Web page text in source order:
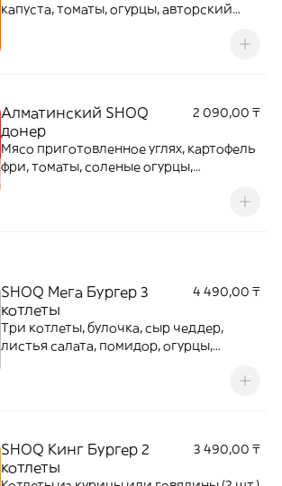
капуста, томаты, огурцы, авторский
Алматинский SHOQ
донер
2 090,00 ₸
Мясо приготовленное углях, картофель
фри, томаты, соленые огурцы,
SHOQ Мега Бургер 3
котлеты
4 490,00 ₸
Три котлеты, булочка, сыр чеддер,
листья салата, помидор, огурцы,
SHOQ Кинг Бургер 2
котлеты
3 490,00 ₸